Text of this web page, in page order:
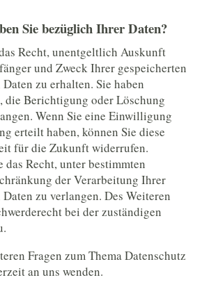
Sie bezüglich Ihrer Daten?
Recht, unentgeltlich Auskunft
und Zweck Ihrer gespeicherten
zu erhalten. Sie haben
die Berichtigung oder Löschung
Wenn Sie eine Einwilligung
erteilt haben, können Sie diese
für die Zukunft widerrufen.
das Recht, unter bestimmten
der Verarbeitung Ihrer
zu verlangen. Des Weiteren
bei der zuständigen
Fragen zum Thema Datenschutz
an uns wenden.